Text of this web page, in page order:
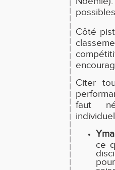
Côté
Citer
faut
ce